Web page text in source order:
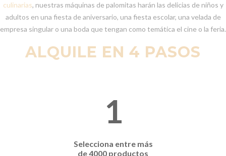
culinarias, nuestras máquinas de palomitas harán las delicias de niños y
adultos en una fiesta de aniversario, una fiesta escolar, una velada de
empresa singular o una boda que tengan como temática el cine o la feria.
ALQUILE EN 4 PASOS
1
Selecciona entre más
de 4000 productos